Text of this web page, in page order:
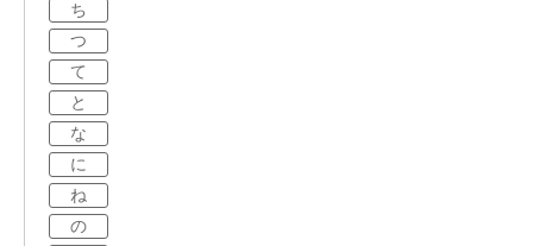
ち
つ
て
と
な
に
ね
の